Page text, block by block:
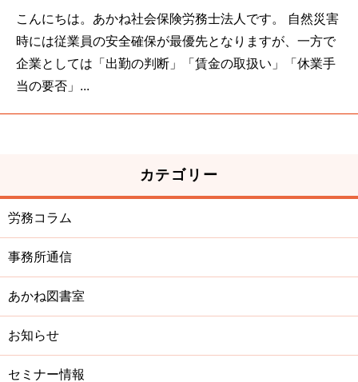
こんにちは。あかね社会保険労務士法人です。 自然災害
時には従業員の安全確保が最優先となりますが、一方で
企業としては「出勤の判断」「賃金の取扱い」「休業手
当の要否」...
カテゴリー
労務コラム
事務所通信
あかね図書室
お知らせ
セミナー情報